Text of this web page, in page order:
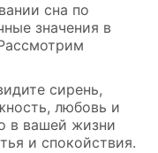
сна по
значения в
сирень,
любовь и
в вашей жизни
и спокойствия.